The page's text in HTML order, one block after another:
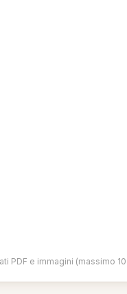
PDF e immagini (massimo